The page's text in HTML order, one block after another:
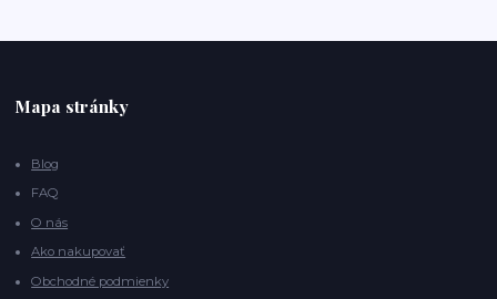
Mapa stránky
Blog
FAQ
O nás
Ako nakupovať
Obchodné podmienky